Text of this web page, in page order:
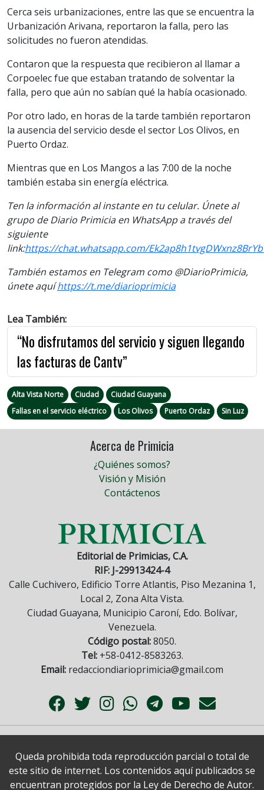
Cerca seis urbanizaciones, entre las que se encuentra la
Urbanización Arivana, reportaron la falla, pero las
solicitudes no fueron atendidas.
Contaron que la respuesta que recibieron al llamar a
Corpoelec fue que estaban tratando de solventar la
falla, pero que aún no sabían qué la había ocasionado.
Por otro lado, en horas de la tarde también reportaron
la ausencia del servicio desde el sector Los Olivos, en
Puerto Ordaz.
Mientras que en Los Mangos a las 7:00 de la noche
también estaba sin energía eléctrica.
Ten la información al instante en tu celular. Únete al
grupo de Diario Primicia en WhatsApp a través del
siguiente
link:https://chat.whatsapp.com/
También estamos en Telegram como @DiarioPrimicia,
únete aquíhttps://t.me/diarioprimicia
Lea También:
“No disfrutamos del servicio y siguen llegando
las facturas de Cantv”
Alta Vista Norte Ciudad
Ciudad Guayana
Fallas en el servicio eléctrico
Los Olivos Puerto Ordaz Sin Luz
Acerca de Primicia
¿Quiénes somos?
Visión y Misión
Contáctenos
Editorial de Primicias, C.A.
RIF: J-29913424-4
Calle Cuchivero, Edificio Torre Atlantis, Piso Mezanina 1,
Local 2, Zona Alta Vista.
Ciudad Guayana, Municipio Caroní, Edo. Bolívar,
Venezuela.
Código postal:8050.
Tel:+58-0412-8583263.
Email: redacciondiarioprimicia@gmail.com
Queda prohibida toda reproducción parcial o total de
este sitio de internet. Los contenidos aquí publicados se
encuentran protegidos por la Ley de Derecho de Autor.